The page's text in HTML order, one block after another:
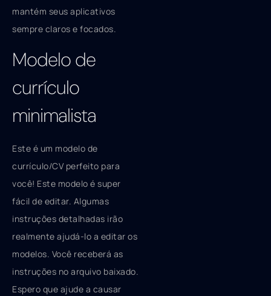
mantém seus aplicativos
sempre claros e focados.
Modelo de
currículo
minimalista
Este é um modelo de
currículo/CV perfeito para
você! Este modelo é super
fácil de editar. Algumas
instruções detalhadas irão
realmente ajudá-lo a editar os
modelos. Você receberá as
instruções no arquivo baixado.
Espero que ajude a causar